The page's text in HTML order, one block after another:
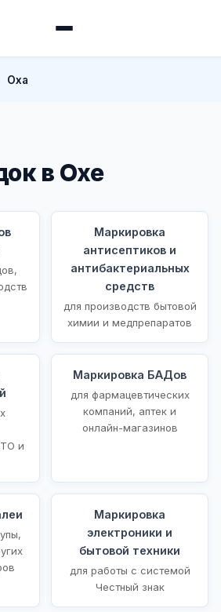
Оха
в Охе
Маркировка
антисептиков и
антибактериальных
средств
для производств бытовой
химии и медпрепаратов
и
Маркировка БАДов
для фармацевтических
компаний, аптек и
онлайн-магазинов
Маркировка
электроники и
бытовой техники
для работы с системой
Честный знак